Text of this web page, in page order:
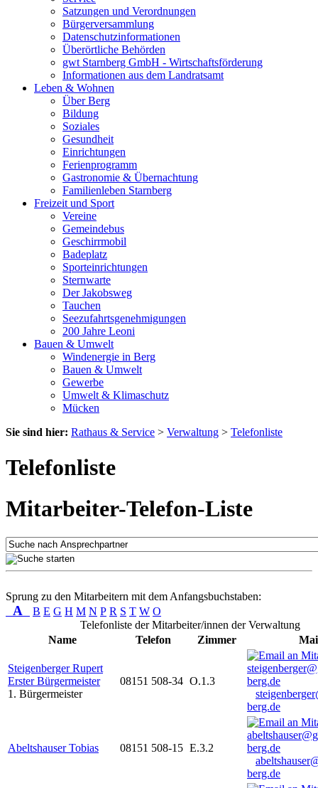
Satzungen und Verordnungen
Bürgerversammlung
Datenschutzinformationen
Überörtliche Behörden
gwt Starnberg GmbH - Wirtschaftsförderung
Informationen aus dem Landratsamt
Leben & Wohnen
Über Berg
Bildung
Soziales
Gesundheit
Einrichtungen
Ferienprogramm
Gastronomie & Übernachtung
Familienleben Starnberg
Freizeit und Sport
Vereine
Gemeindebus
Geschirrmobil
Badeplatz
Sporteinrichtungen
Sternwarte
Der Jakobsweg
Tauchen
Seezufahrtsgenehmigungen
200 Jahre Leoni
Bauen & Umwelt
Windenergie in Berg
Bauen & Umwelt
Gewerbe
Umwelt & Klimaschutz
Mücken
Sie sind hier: Rathaus & Service > Verwaltung > Telefonliste
Telefonliste
Mitarbeiter-Telefon-Liste
Sprung zu den Mitarbeitern mit dem Anfangsbuchstaben:
A B E G H M N P R S T W O
Telefonliste der Mitarbeiter/innen der Verwaltung
Name
Telefon Zimmer
Steigenberger Rupert
Erster Bürgermeister
1. Bürgermeister
08151 508-34 O.1.3
berg.de
Abeltshauser Tobias 08151 508-15 E.3.2
berg.de